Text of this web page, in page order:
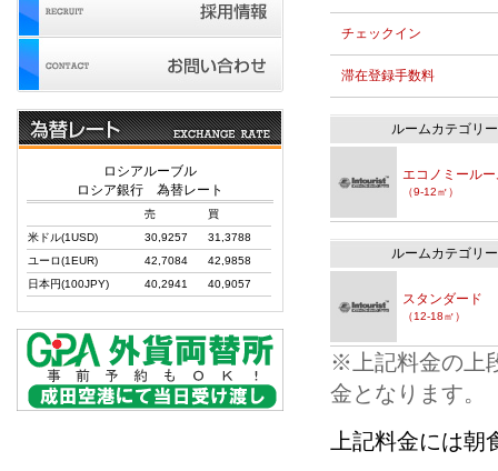
チェックイン
滞在登録手数料
ルームカテゴリー
エコノミール
（9-12㎡）
ルームカテゴリー
スタンダード
（12-18㎡）
※上記料金の上
金となります。
上記料金には
ロシアルーブル
ロシア銀行 為替レート
売
買
米ドル(1USD)
30,9257
31,3788
ユーロ(1EUR)
42,7084
42,9858
日本円(100JPY)
40,2941 40,9057